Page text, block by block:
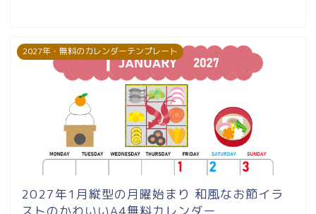
2027年・無料のカレンダーテンプレート
2027年1月縦型の月曜始まり 和風なお節イラ
ストのかわいいA4無料カレンダー